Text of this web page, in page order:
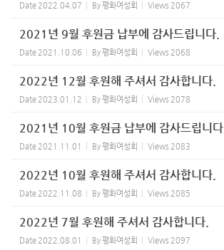
Date 2022.04.07 By평화여성회 Views 2067
2021년 9월 후원금 납부에 감사드립니다.
Date 2021.10.06 By평화여성회 Views 2068
2022년 12월 후원해 주셔서 감사합니다.
Date 2023.01.12 By평화여성회 Views 2078
2021년 10월 후원금 납부에 감사드립니다.
Date 2021.11.01 By평화여성회 Views 2083
2022년 10월 후원해 주셔서 감사합니다.
Date 2022.11.08 By평화여성회 Views 2085
2022년 7월 후원해 주셔서 감사합니다.
Date 2022.08.01 By평화여성회 Views 2097